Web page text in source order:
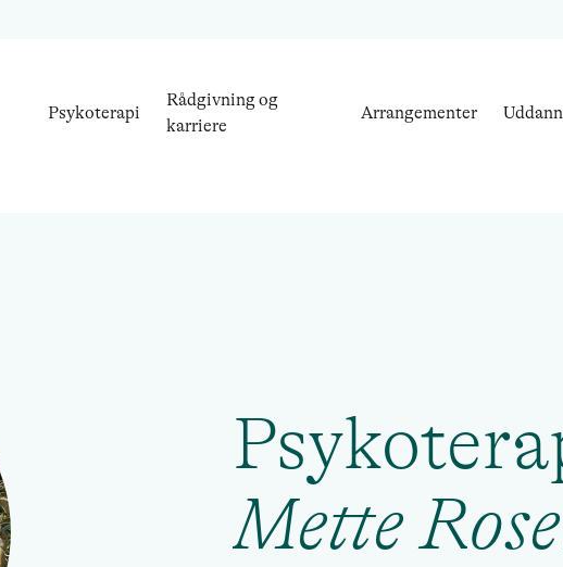
Psykoterapi
Rådgivning og
karriere
Arrangementer
Mette